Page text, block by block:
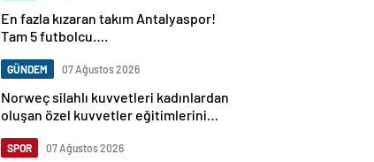
En fazla kızaran takım Antalyaspor!
Tam 5 futbolcu….
GÜNDEM 07 Ağustos 2026
Norweç silahlı kuvvetleri kadınlardan
oluşan özel kuvvetler eğitimlerini
SPOR 07 Ağustos 2026